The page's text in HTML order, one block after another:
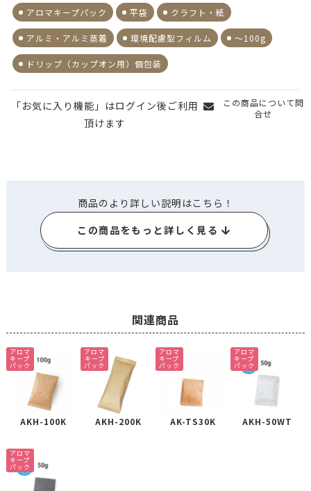
アロマキープパック 平袋 クラフト・紙
アルミ・アルミ蒸着 環境配慮型フィルム ～100g
ドリップ（カップオン用）個包装
「お気に入り機能」はログイン後ご利用
頂けます
この商品について問
合せ
商品のより詳しい説明はこちら！
この商品をもっと詳しく見る
関連商品
AKH-100K
アロマ
キープ
パック
AKH-200K
アロマ
キープ
パック
AK-TS30K
アロマ
キープ
パック
AKH-50WT
アロマ
キープ
パック
アロマ
キープ
パック